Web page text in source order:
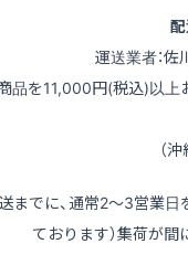
運送業者：
品を11,000円(税込)以上
（
までに、通常2～3営業
ております）集荷が間